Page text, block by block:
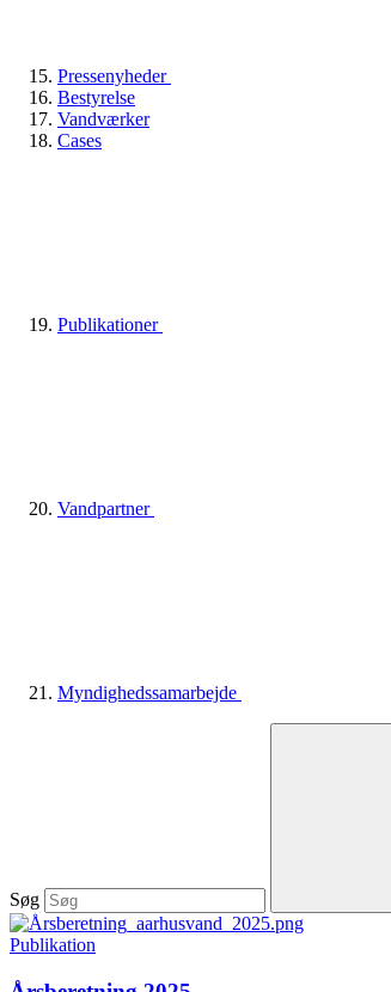
Pressenyheder
Bestyrelse
Vandværker
Cases
Publikationer
Vandpartner
Myndighedssamarbejde
Søg
Publikation